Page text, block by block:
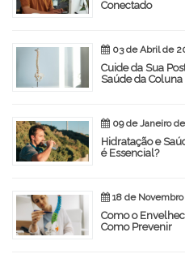
Conectado
03 de Abril de
Cuide da Sua
Saúde da Coluna
09 de Janeiro
Hidratação e
é Essencial?
18 de
Como o
Como Prevenir